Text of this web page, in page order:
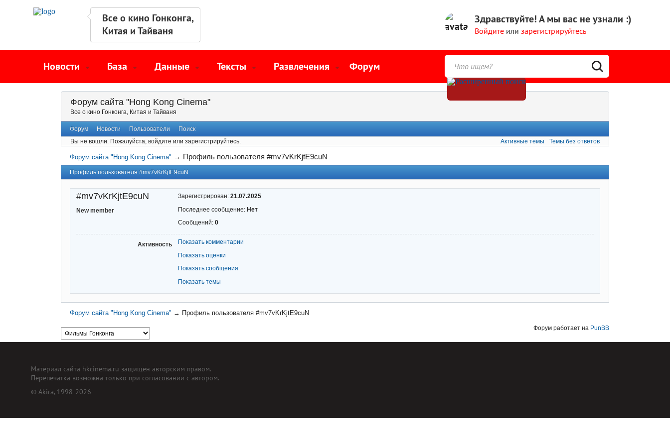
Все о кино Гонконга,
Китая и Тайваня
Здравствуйте!А мы вас не узнали :)
Войдите или зарегистрируйтесь
Новости База Данные Тексты Развлечения Форум
Форум сайта "Hong Kong Cinema"
Все о кино Гонконга, Китая и Тайваня
Форум Новости Пользователи
Поиск
Вы не вошли. Пожалуйста, войдите или зарегистрируйтесь. Активные темы Темы без ответов
Форум сайта "Hong Kong Cinema" → Профиль пользователя #mv7vKrKjtE9cuN
Профиль пользователя #mv7vKrKjtE9cuN
#mv7vKrKjtE9cuN
New member
Зарегистрирован: 21.07.2025
Последнее сообщение: Нет
Сообщений: 0
Активность
Показать комментарии
Показать оценки
Показать сообщения
Показать темы
Форум сайта "Hong Kong Cinema" → Профиль пользователя #mv7vKrKjtE9cuN
Форум работает на PunBB
Материал сайта hkcinema.ru защищен авторским правом.
Перепечатка возможна только при согласовании с автором.
© Akira, 1998-2026